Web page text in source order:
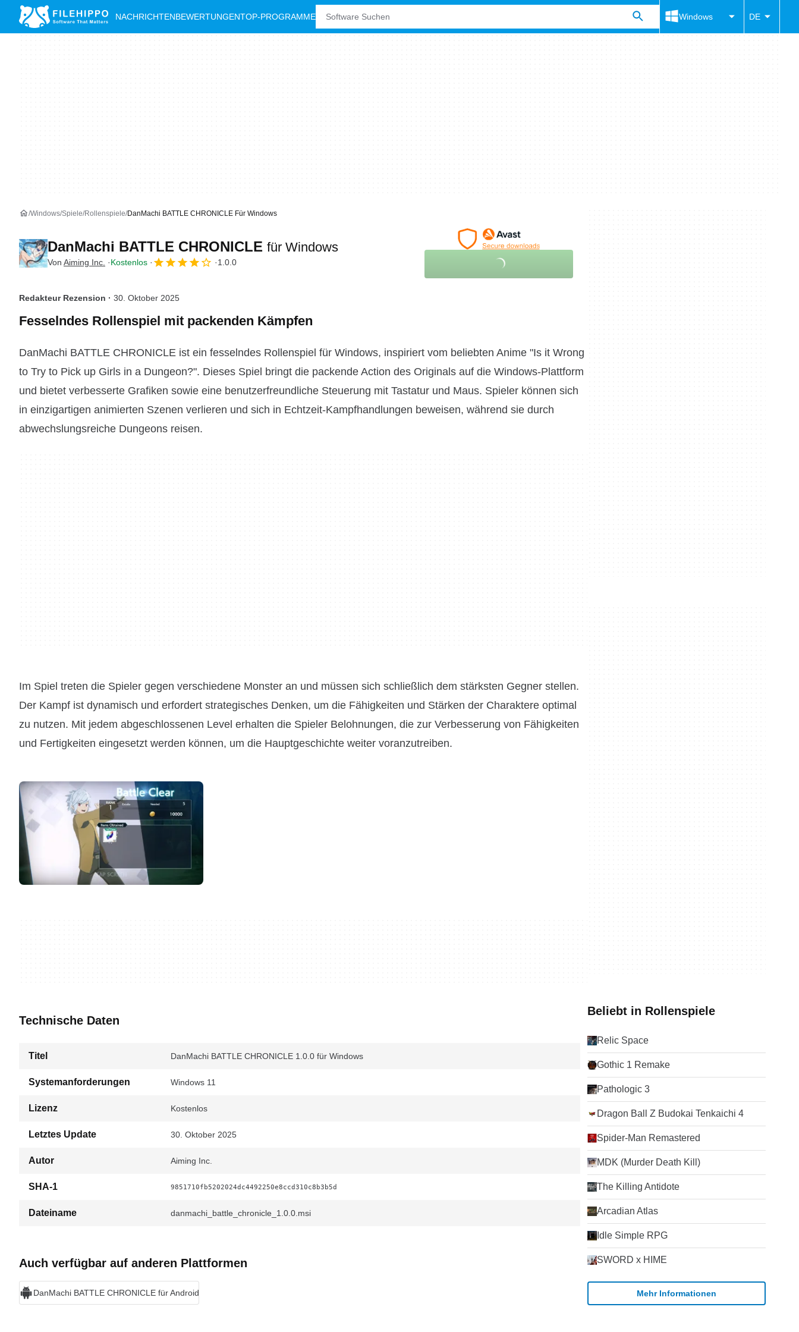
NACHRICHTENBEWERTUNGENTOP-PROGRAMME Windows DE
Windows Spiele Rollenspiele DanMachi BATTLE CHRONICLE Für Windows
DanMachi BATTLE CHRONICLE für Windows
Von Aiming Inc. Kostenlos 1.0.0
Redakteur Rezension · 30. Oktober 2025
Fesselndes Rollenspiel mit packenden Kämpfen
DanMachi BATTLE CHRONICLE ist ein fesselndes Rollenspiel für Windows, inspiriert vom beliebten Anime "Is it Wrong
to Try to Pick up Girls in a Dungeon?". Dieses Spiel bringt die packende Action des Originals auf die Windows-Plattform
und bietet verbesserte Grafiken sowie eine benutzerfreundliche Steuerung mit Tastatur und Maus. Spieler können sich
in einzigartigen animierten Szenen verlieren und sich in Echtzeit-Kampfhandlungen beweisen, während sie durch
abwechslungsreiche Dungeons reisen.
Im Spiel treten die Spieler gegen verschiedene Monster an und müssen sich schließlich dem stärksten Gegner stellen.
Der Kampf ist dynamisch und erfordert strategisches Denken, um die Fähigkeiten und Stärken der Charaktere optimal
zu nutzen. Mit jedem abgeschlossenen Level erhalten die Spieler Belohnungen, die zur Verbesserung von Fähigkeiten
und Fertigkeiten eingesetzt werden können, um die Hauptgeschichte weiter voranzutreiben.
Technische Daten
Titel DanMachi BATTLE CHRONICLE 1.0.0 für Windows
Systemanforderungen Windows 11
Lizenz Kostenlos
Letztes Update 30. Oktober 2025
Autor Aiming Inc.
SHA-1 9851710fb5202024dc4492250e8ccd310c8b3b5d
Dateiname danmachi_battle_chronicle_1.0.0.msi
Auch verfügbar auf anderen Plattformen
DanMachi BATTLE CHRONICLE für Android
Beliebt in Rollenspiele
Relic Space
Gothic 1 Remake
Pathologic 3
Dragon Ball Z Budokai Tenkaichi 4
Spider-Man Remastered
MDK (Murder Death Kill)
The Killing Antidote
Arcadian Atlas
Idle Simple RPG
SWORD x HIME
Mehr Informationen